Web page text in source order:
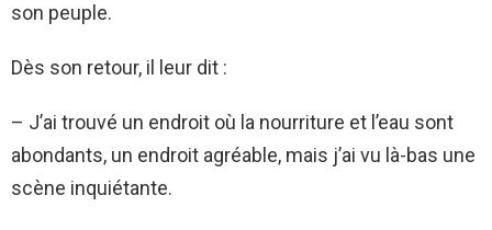
son peuple.
Dès son retour, il leur dit :
– J’ai trouvé un endroit où la nourriture et l’eau sont
abondants, un endroit agréable, mais j’ai vu là-bas une
scène inquiétante.